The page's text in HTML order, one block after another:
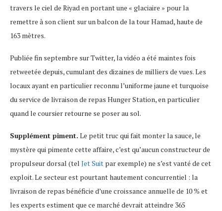
travers le ciel de Riyad en portant une « glaciaire » pour la
remettre à son client sur un balcon de la tour Hamad, haute de
163 mètres.
Publiée fin septembre sur Twitter, la vidéo a été maintes fois
retweetée depuis, cumulant des dizaines de milliers de vues. Les
locaux ayant en particulier reconnu l’uniforme jaune et turquoise
du service de livraison de repas Hunger Station, en particulier
quand le coursier retourne se poser au sol.
Supplément piment. Le petit truc qui fait monter la sauce, le
mystère qui pimente cette affaire, c’est qu’aucun constructeur de
propulseur dorsal (tel Jet Suit par exemple) ne s’est vanté de cet
exploit. Le secteur est pourtant hautement concurrentiel : la
livraison de repas bénéficie d’une croissance annuelle de 10 % et
les experts estiment que ce marché devrait atteindre 365